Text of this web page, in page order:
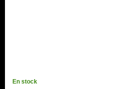
En stock